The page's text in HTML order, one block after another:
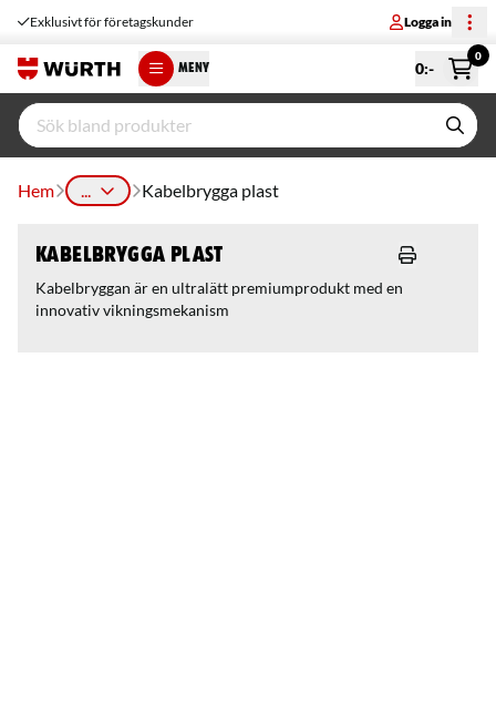
Exklusivt för företagskunder Logga in
MENY 0:-
0
Hem ... Kabelbrygga plast
Kabelbrygga plast
Kabelbryggan är en ultralätt premiumprodukt med en
innovativ vikningsmekanism